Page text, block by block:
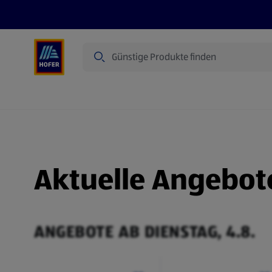
Aktuelle
ANGEBOTE AB DIENSTAG, 4.8.